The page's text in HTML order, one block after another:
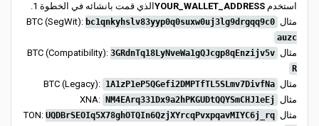
استخدم YOUR_WALLET_ADDRESSالذي قمت بانشائه في الخطوة 1.
مثال BTC (SegWit): bc1qnkyhslv83yyp0q0suxw0uj3lg9drgqq9c0
auzc
مثال BTC (Compatibility): 3GRdnTq18LyNveWa1gQJcgp8qEnzijv5v
R
مثال BTC (Legacy): 1A1zP1eP5QGefi2DMPTfTL5SLmv7DivfNa
مثال XNA: NM4EArq331Dx9a2hPKGUDtQQYSmCHJ1eEj
مثال TON: UQDBrSEOIq5X78ghOTQIn6QzjXYrcqPvxpqavMIYC6j_rq